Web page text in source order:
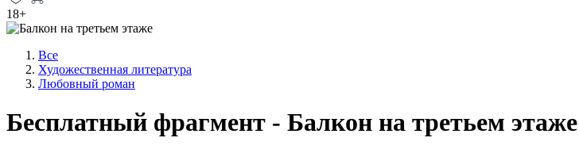
18+
Все
Художественная литература
Любовный роман
Бесплатный фрагмент - Балкон на третьем этаже